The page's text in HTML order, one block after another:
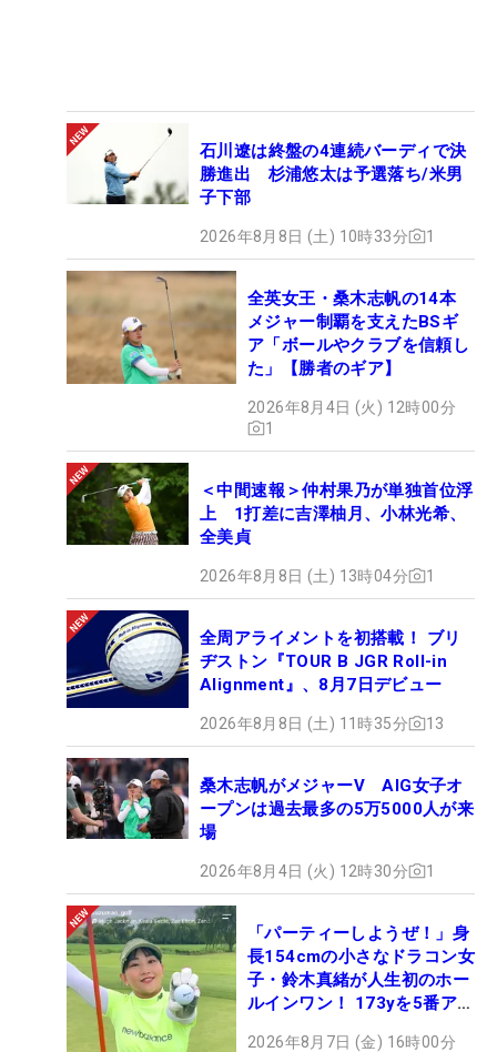
石川遼は終盤の4連続バーディで決
勝進出 杉浦悠太は予選落ち/米男
子下部
2026年8月8日 (土) 10時33分 1
全英女王・桑木志帆の14本
メジャー制覇を支えたBSギ
ア「ボールやクラブを信頼し
た」【勝者のギア】
2026年8月4日 (火) 12時00分
1
＜中間速報＞仲村果乃が単独首位浮
上 1打差に吉澤柚月、小林光希、
全美貞
2026年8月8日 (土) 13時04分 1
全周アライメントを初搭載！ ブリ
ヂストン『TOUR B JGR Roll-in
Alignment』、8月7日デビュー
2026年8月8日 (土) 11時35分 13
桑木志帆がメジャーV AIG女子オ
ープンは過去最多の5万5000人が来
場
2026年8月4日 (火) 12時30分 1
「パーティーしようぜ！」身
長154cmの小さなドラコン女
子・鈴木真緒が人生初のホー
ルインワン！ 173yを5番アイ
2026年8月7日 (金) 16時00分